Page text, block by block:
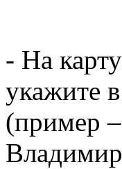
- На
укажите
(пример